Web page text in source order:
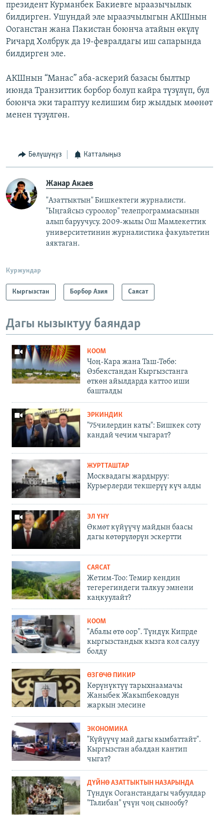
президент Курманбек Бакиевге ыраазычылык
билдирген. Ушундай эле ыраазчылыгын АКШнын
Ооганстан жана Пакистан боюнча атайын өкүлү
Ричард Холбрук да 19-февралдагы иш сапарында
билдирген эле.
АКШнын “Манас” аба-аскерий базасы былтыр
июнда Транзиттик борбор болуп кайра түзүлүп, бул
боюнча эки тараптуу келишим бир жылдык мөөнөт
менен түзүлгөн.
Бөлүшүңүз Катталыңыз
Жанар Акаев
"Азаттыктын" Бишкектеги журналисти.
"Ыңгайсыз суроолор" телепрограммасынын
алып баруучусу. 2009-жылы Ош Мамлекеттик
университетинин журналистика факультетин
аяктаган.
Куржундар
Кыргызстан Борбор Азия Саясат
Дагы кызыктуу баяндар
КООМ
Чоң-Кара жана Таш-Төбө:
Өзбекстандан Кыргызстанга
өткөн айылдарда каттоо иши
башталды
ЭРКИНДИК
"75чилердин каты": Бишкек соту
кандай чечим чыгарат?
ЖУРТТАШТАР
Москвадагы жардыруу:
Курьерлерди текшерүү күч алды
ЭЛ ҮНҮ
Өкмөт күйүүчү майдын баасы
дагы көтөрүлөрүн эскертти
САЯСАТ
Жетим-Тоо: Темир кендин
тегерегиндеги талкуу эмнени
каңкуулайт?
КООМ
"Абалы өтө оор". Түндүк Кипрде
кыргызстандык кызга кол салуу
болду
ӨЗГӨЧӨ ПИКИР
Көрүнүктүү тарыхнаамачы
Жаныбек Жакыпбековдун
жаркын элесине
ЭКОНОМИКА
"Күйүүчү май дагы кымбаттайт".
Кыргызстан абалдан кантип
чыгат?
ДҮЙНӨ АЗАТТЫКТЫН НАЗАРЫНДА
Түндүк Ооганстандагы чабуулдар
"Талибан" үчүн чоң сынообу?